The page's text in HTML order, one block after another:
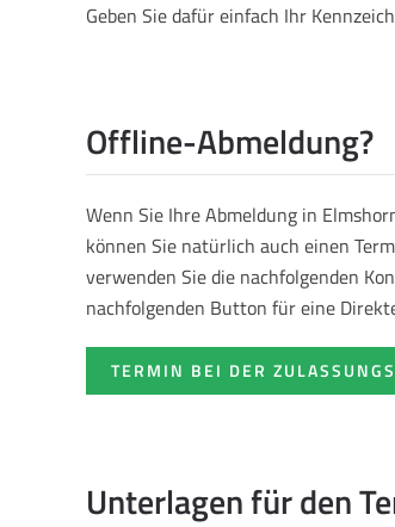
Geben Sie dafür einfach Ihr
Offline-Abmeldung?
Wenn Sie Ihre Abmeldung in
können Sie natürlich auch einen
verwenden Sie die nachfolgenden
nachfolgenden Button für eine
TERMIN BEI DER
Unterlagen für den